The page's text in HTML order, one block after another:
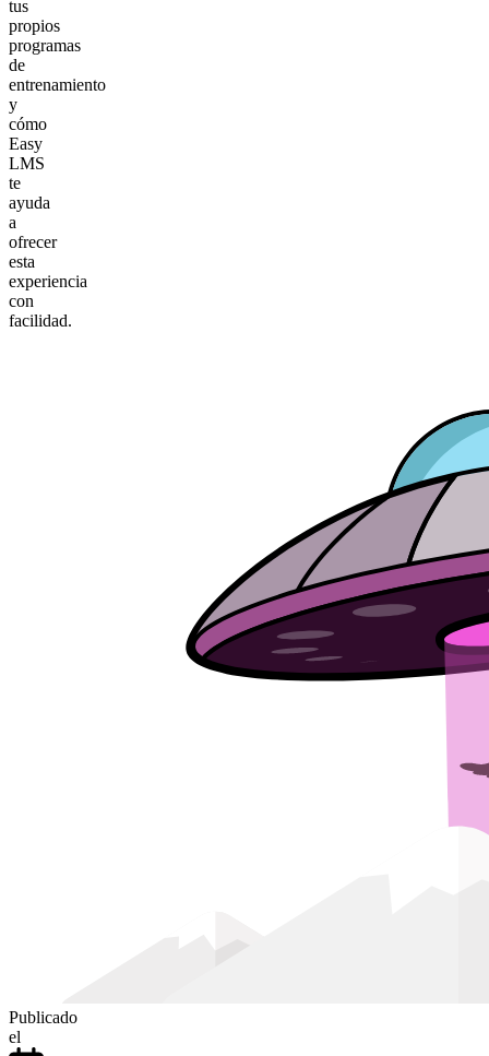
tus
propios
programas
de
entrenamiento
y
cómo
Easy
LMS
te
ayuda
a
ofrecer
esta
experiencia
con
facilidad.
Publicado
el